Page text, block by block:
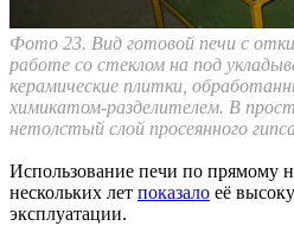
Фото 23. Вид готовой печи с
работе со стеклом на под
керамические плитки,
химикатом-разделителем. В
нетолстый слой просеянного
Использование печи по прямому
нескольких лет показало её
эксплуатации.